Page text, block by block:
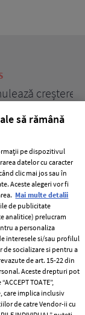
a
conditii
cookies
să rămână
pe dispozitivul
datelor cu caracter
clic mai jos sau în
Aceste alegeri vor fi
Mai multe detalii
de publicitate
analitice) prelucram
a personaliza
interesele si/sau profilul
socializare si pentru a
de art. 15-22 din
Aceste drepturi pot
TOATE”,
care implica inclusiv
de catre Vendor-ii cu